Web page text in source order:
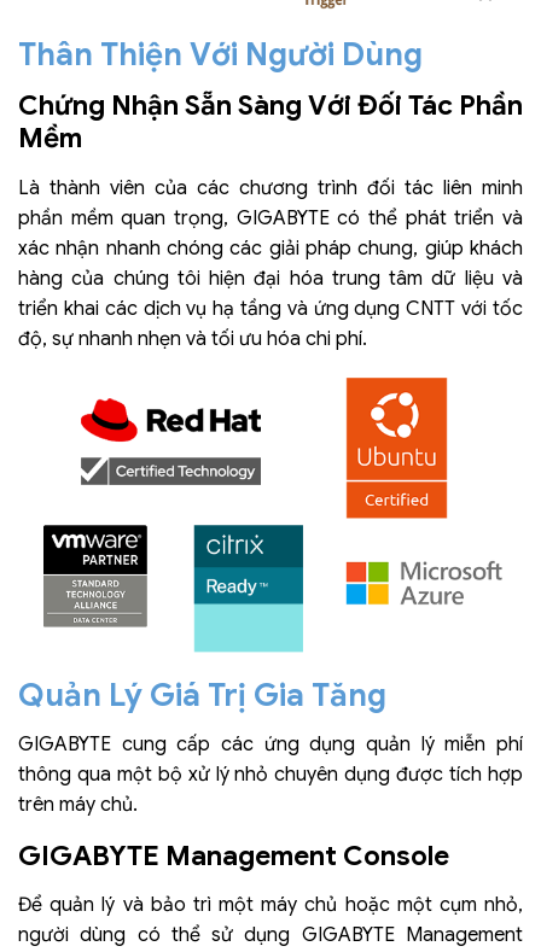
Thân Thiện Với Người Dùng
Chứng Nhận Sẵn Sàng Với Đối Tác Phần
Mềm
Là thành viên của các chương trình đối tác liên minh
phần mềm quan trọng, GIGABYTE có thể phát triển và
xác nhận nhanh chóng các giải pháp chung, giúp khách
hàng của chúng tôi hiện đại hóa trung tâm dữ liệu và
triển khai các dịch vụ hạ tầng và ứng dụng CNTT với tốc
độ, sự nhanh nhẹn và tối ưu hóa chi phí.
Quản Lý Giá Trị Gia Tăng
GIGABYTE cung cấp các ứng dụng quản lý miễn phí
thông qua một bộ xử lý nhỏ chuyên dụng được tích hợp
trên máy chủ.
GIGABYTE Management Console
Để quản lý và bảo trì một máy chủ hoặc một cụm nhỏ,
người dùng có thể sử dụng GIGABYTE Management